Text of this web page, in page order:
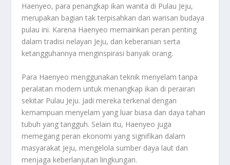
Haenyeo, para penangkap ikan wanita di Pulau Jeju,
merupakan bagian tak terpisahkan dari warisan budaya
pulau ini. Karena Haenyeo memainkan peran penting
dalam tradisi nelayan Jeju, dan keberanian serta
ketangguhannya menginspirasi banyak orang.
Para Haenyeo menggunakan teknik menyelam tanpa
peralatan modern untuk menangkap ikan di perairan
sekitar Pulau Jeju. Jadi mereka terkenal dengan
kemampuan menyelam yang luar biasa dan daya tahan
tubuh yang tangguh. Selain itu, Haenyeo juga
memegang peran ekonomi yang signifikan dalam
masyarakat Jeju, mengelola sumber daya laut dan
menjaga keberlanjutan lingkungan.